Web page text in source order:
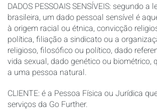
DADOS PESSOAIS SENSÍVEIS: segundo a
brasileira, um dado pessoal sensível é
à origem racial ou étnica, convicção
política, filiação a sindicato ou a
religioso, filosófico ou político, dado
vida sexual, dado genético ou biométrico,
a uma pessoa natural.
CLIENTE: é a Pessoa Física ou Jurídica
serviços da Go Further.